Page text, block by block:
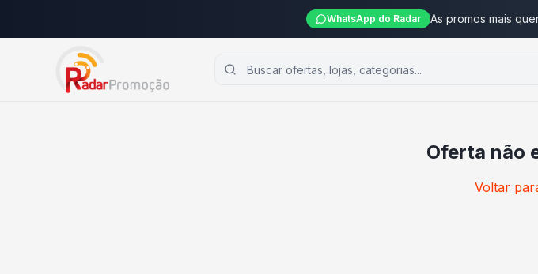
WhatsApp do Radar As promos mais
Oferta não
Voltar